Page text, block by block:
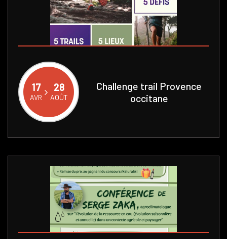
17
AVRIL
28
AOÛT
Challenge trail Provence
occitane